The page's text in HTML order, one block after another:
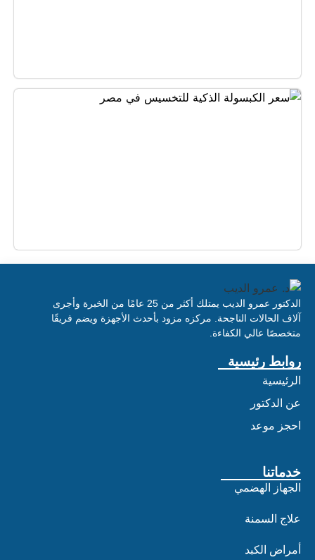
الدكتور عمرو الديب يمتلك أكثر من 25 عامًا من الخبرة وأجرى
آلاف الحالات الناجحة. مركزه مزود بأحدث الأجهزة ويضم فريقًا
متخصصًا عالي الكفاءة.
روابط رئيسية
الرئيسية
عن الدكتور
احجز موعد
خدماتنا
الجهاز الهضمي
علاج السمنة
أمراض الكبد